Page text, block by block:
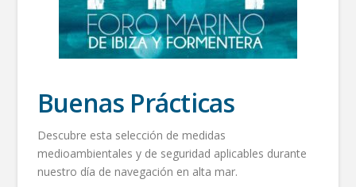
Buenas Prácticas
Descubre esta selección de medidas
medioambientales y de seguridad aplicables durante
nuestro día de navegación en alta mar.